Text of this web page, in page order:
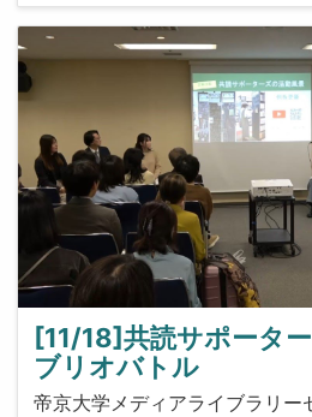
[11/18]共読サポータ
ブリオバトル
帝京大学メディアライブラリー